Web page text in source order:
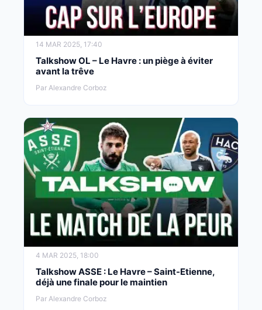
14 MAR 2025, 17:40
Talkshow OL – Le Havre : un piège à éviter
avant la trêve
Par Alexandre Corboz
4 MAR 2025, 18:00
Talkshow ASSE : Le Havre – Saint-Etienne,
déjà une finale pour le maintien
Par Alexandre Corboz